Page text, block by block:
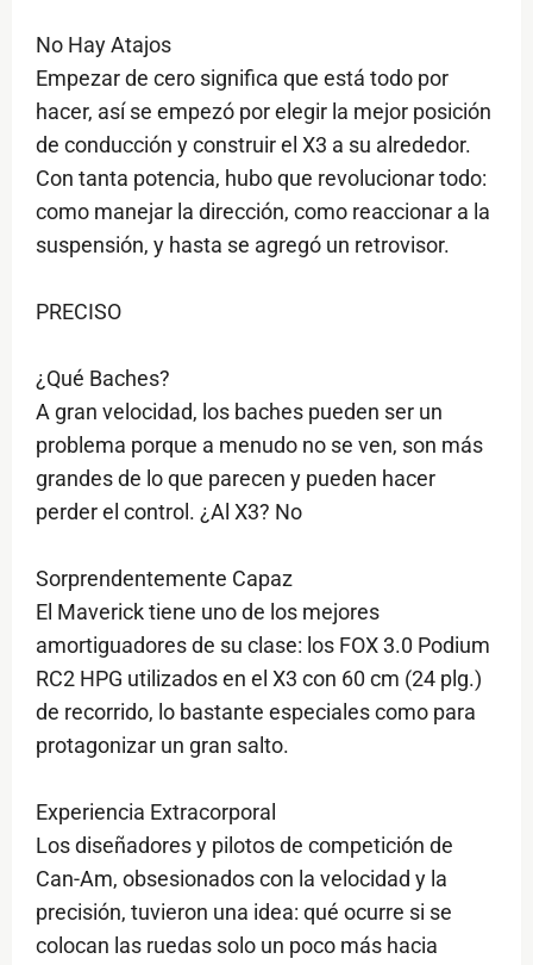
No Hay Atajos
Empezar de cero significa que está todo por
hacer, así se empezó por elegir la mejor posición
de conducción y construir el X3 a su alrededor.
Con tanta potencia, hubo que revolucionar todo:
como manejar la dirección, como reaccionar a la
suspensión, y hasta se agregó un retrovisor.
PRECISO
¿Qué Baches?
A gran velocidad, los baches pueden ser un
problema porque a menudo no se ven, son más
grandes de lo que parecen y pueden hacer
perder el control. ¿Al X3? No
Sorprendentemente Capaz
El Maverick tiene uno de los mejores
amortiguadores de su clase: los FOX 3.0 Podium
RC2 HPG utilizados en el X3 con 60 cm (24 plg.)
de recorrido, lo bastante especiales como para
protagonizar un gran salto.
Experiencia Extracorporal
Los diseñadores y pilotos de competición de
Can-Am, obsesionados con la velocidad y la
precisión, tuvieron una idea: qué ocurre si se
colocan las ruedas solo un poco más hacia